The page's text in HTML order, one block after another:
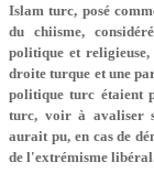
Islam turc, posé
du chiisme,
politique et
droite turque et une
politique turc étaient
turc, voir à avaliser
aurait pu, en cas de
de l'extrémisme